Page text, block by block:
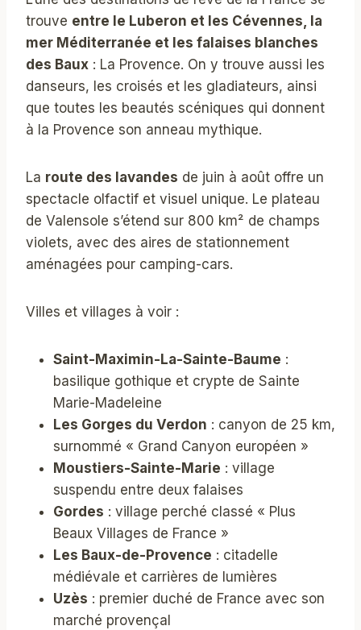
trouve entre le Luberon et les Cévennes, la
mer Méditerranée et les falaises blanches
des Baux : La Provence. On y trouve aussi les
danseurs, les croisés et les gladiateurs, ainsi
que toutes les beautés scéniques qui donnent
à la Provence son anneau mythique.
La route des lavandes de juin à août offre un
spectacle olfactif et visuel unique. Le plateau
de Valensole s’étend sur 800 km² de champs
violets, avec des aires de stationnement
aménagées pour camping-cars.
Villes et villages à voir :
Saint-Maximin-La-Sainte-Baume :
basilique gothique et crypte de Sainte
Marie-Madeleine
Les Gorges du Verdon : canyon de 25 km,
surnommé « Grand Canyon européen »
Moustiers-Sainte-Marie : village
suspendu entre deux falaises
Gordes : village perché classé « Plus
Beaux Villages de France »
Les Baux-de-Provence : citadelle
médiévale et carrières de lumières
Uzès : premier duché de France avec son
marché provençal